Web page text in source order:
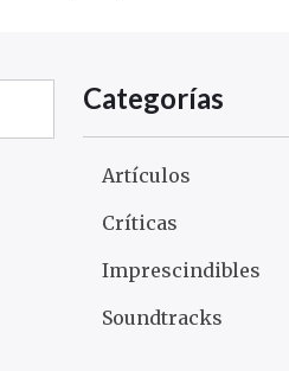
Categorías
Artículos
Críticas
Imprescindibles
Soundtracks